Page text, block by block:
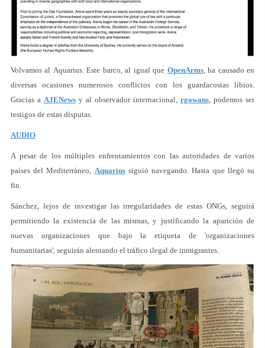
Volvamos al Aquarius. Este barco, al igual que OpenArms, ha causado en
diversas ocasiones numerosos conflictos con los guardacostas libios.
Gracias a AJENews y al observador internacional, rgowans , podemos ser
testigos de estas disputas.
AUDIO
A pesar de los múltiples enfrentamientos con las autoridades de varios
países del Mediterráneo, Aquariussiguió navegando. Hasta que llegó su
fin.
Sánchez, lejos de investigar las irregularidades de estas ONGs, seguirá
permitiendo la existencia de las mismas, y justificando la aparición de
nuevas organizaciones que bajo la etiqueta de 'organizaciones
humanitarias', seguirán alentando el tráfico ilegal de inmigrantes.